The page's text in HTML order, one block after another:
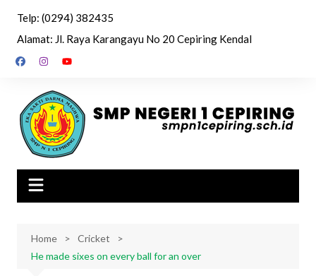
content
Telp: (0294) 382435
Alamat: Jl. Raya Karangayu No 20 Cepiring Kendal
Home
Cricket
He made sixes on every ball for an over